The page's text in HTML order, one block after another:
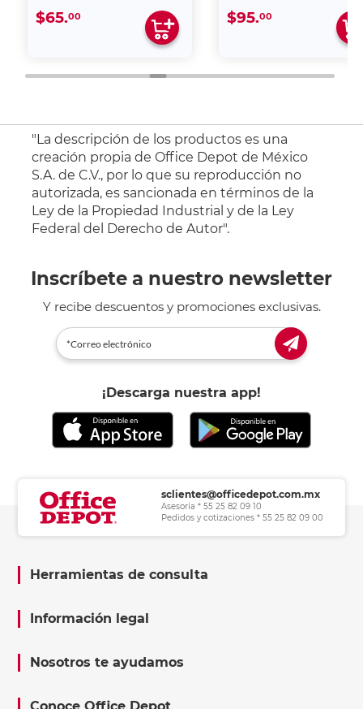
$65.00 $95.00
"La descripción de los productos es una
creación propia de Office Depot de México
S.A. de C.V., por lo que su reproducción no
autorizada, es sancionada en términos de la
Ley de la Propiedad Industrial y de la Ley
Federal del Derecho de Autor".
Inscríbete a nuestro newsletter
Y recibe descuentos y promociones exclusivas.
¡Descarga nuestra app!
sclientes@officedepot.com.mx
Asesoría * 55 25 82 09 10
Pedidos y cotizaciones * 55 25 82 09 00
Herramientas de consulta
Información legal
Nosotros te ayudamos
Conoce Office Depot